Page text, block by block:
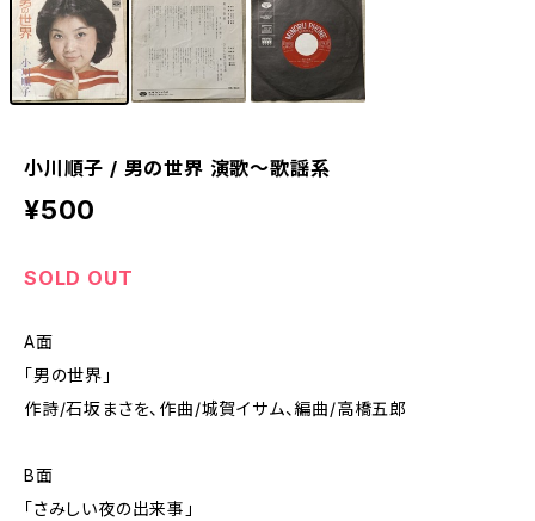
小川順子 / 男の世界 演歌～歌謡系
¥500
SOLD OUT
A面
「男の世界」
作詩/石坂まさを、作曲/城賀イサム、編曲/高橋五郎
B面
「さみしい夜の出来事」